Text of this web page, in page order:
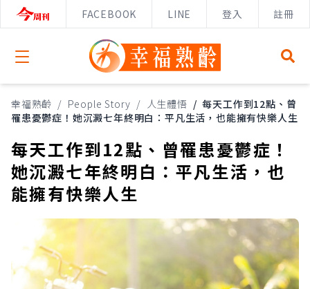
FACEBOOK LINE 登入 註冊
Open menu
幸福熟齡 / People Story / 人生體悟 / 每天工作到12點、曾
罹患憂鬱症！她沉澱七年終明白：平凡生活，也能擁有快樂人生
每天工作到12點、曾罹患憂鬱症！
她沉澱七年終明白：平凡生活，也
能擁有快樂人生